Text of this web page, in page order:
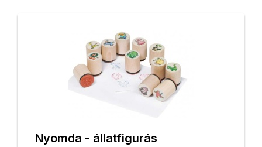
Nyomda - állatfigurás